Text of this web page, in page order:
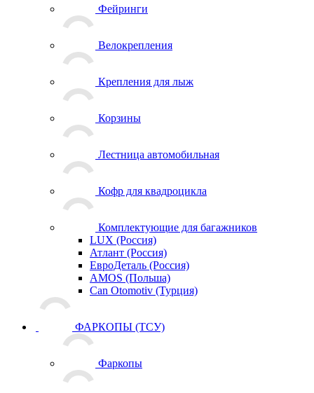
Фейринги
Велокрепления
Крепления для лыж
Корзины
Лестница автомобильная
Кофр для квадроцикла
Комплектующие для багажников
LUX (Россия)
Атлант (Россия)
ЕвроДеталь (Россия)
AMOS (Польша)
Can Otomotiv (Турция)
ФАРКОПЫ (ТСУ)
Фаркопы